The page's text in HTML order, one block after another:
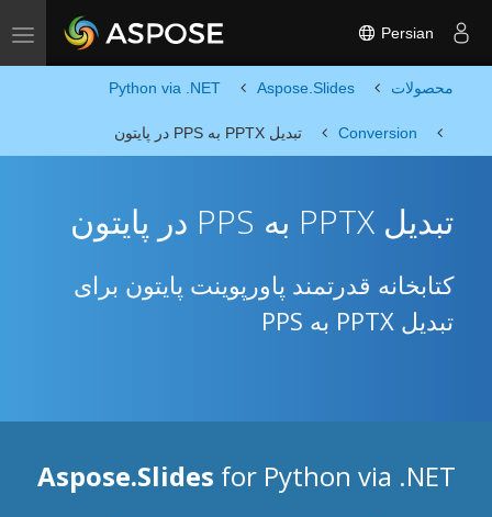
Toggle navigation Persian
محصولات Aspose.Slides
Python via .NET
Conversion تبدیل PPTX به PPS در پایتون
تبدیل PPTX به PPS در پایتون
کتابخانه قدرتمند پاورپوینت پایتون برای
تبدیل PPTX به PPS
Aspose.Slides for Python via .NET